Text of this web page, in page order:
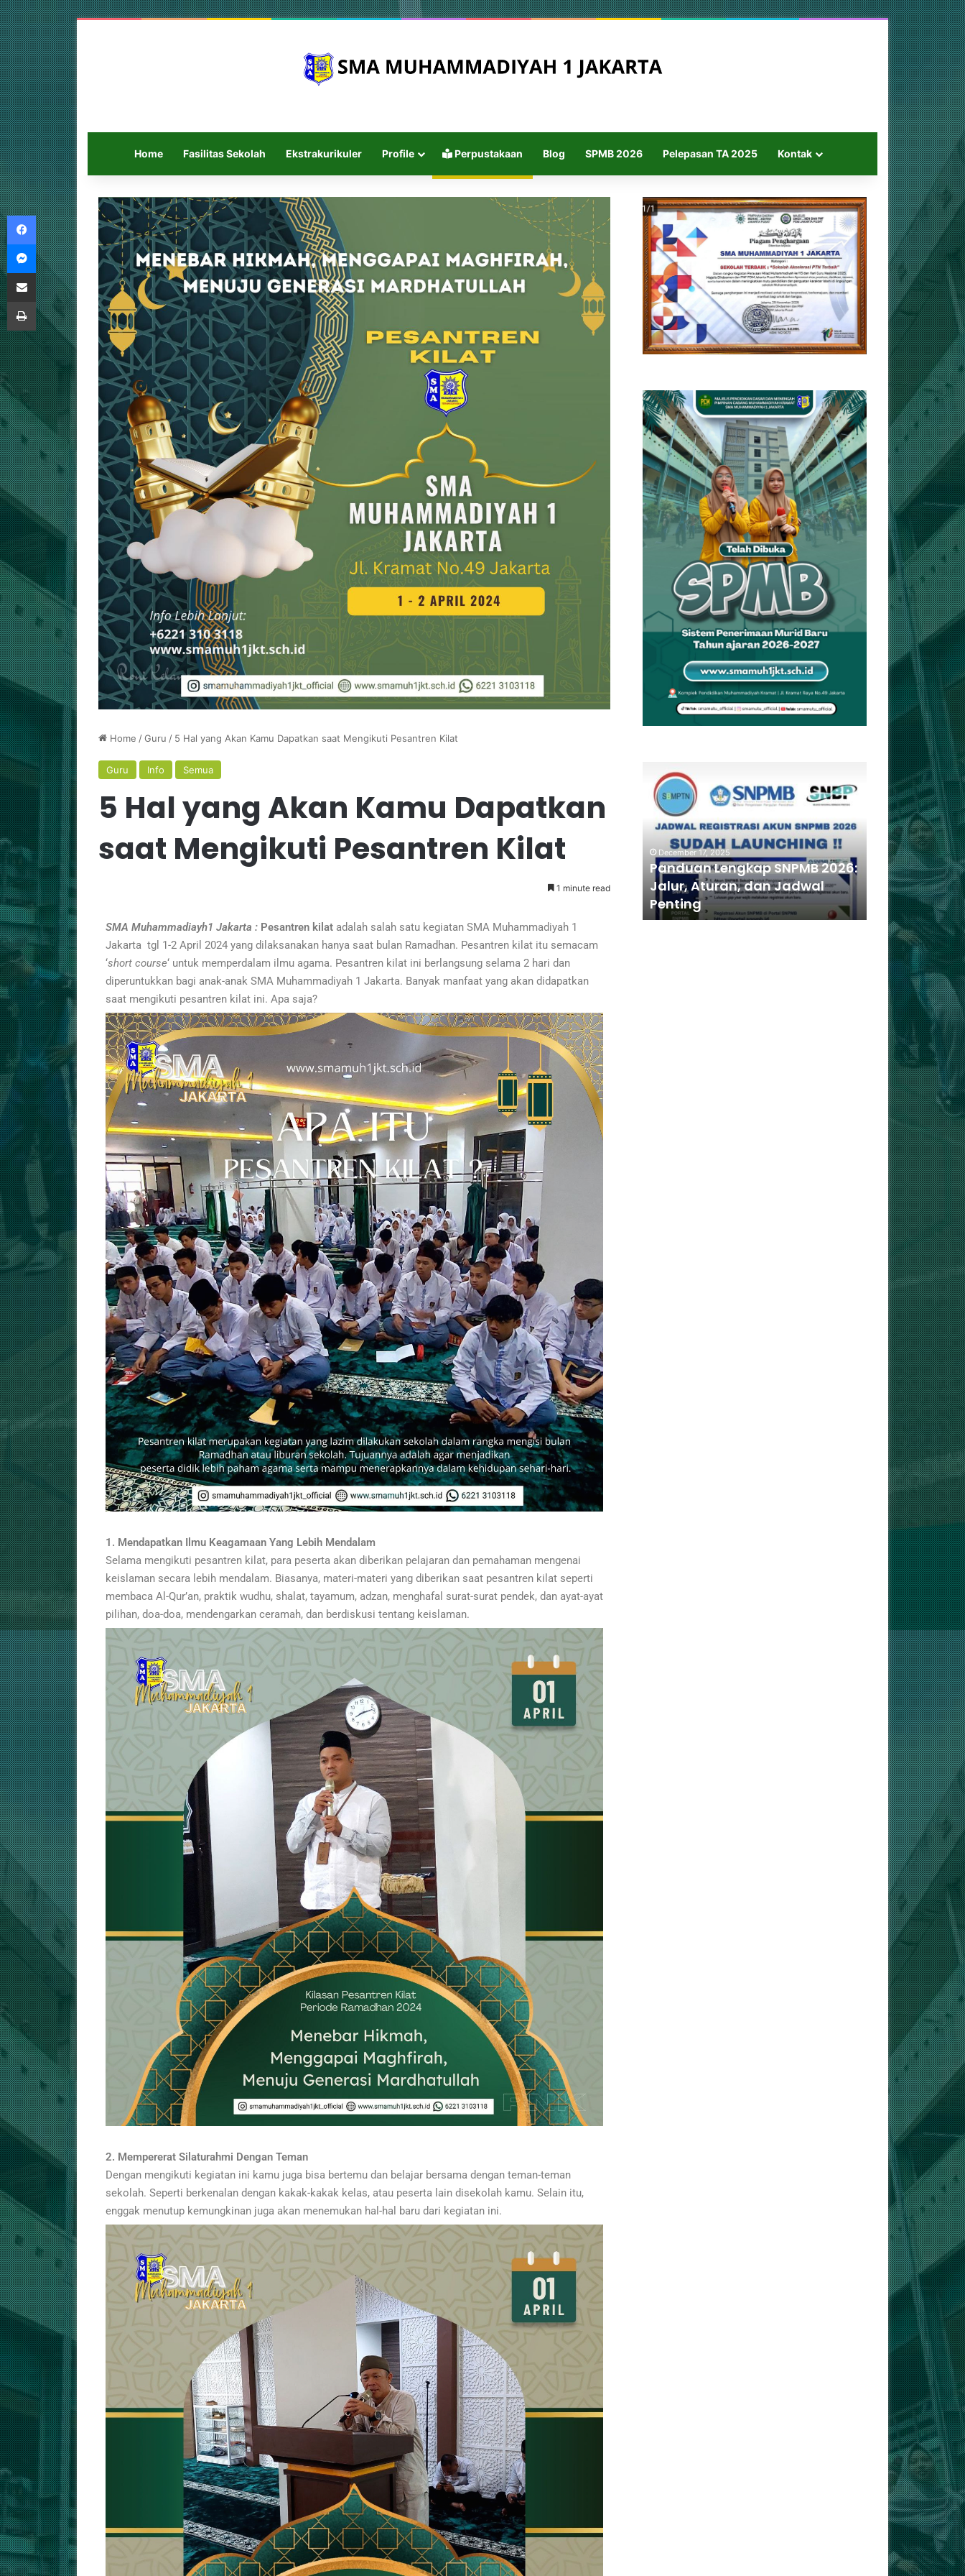
Home Fasilitas Sekolah Ekstrakurikuler Profile Perpustakaan Blog SPMB 2026 Pelepasan TA 2025 Kontak
Home /Guru / 5 Hal yang Akan Kamu Dapatkan saat Mengikuti Pesantren Kilat
Guru Info Semua
5 Hal yang Akan Kamu Dapatkan
saat Mengikuti Pesantren Kilat
1 minute read
SMA Muhammadiayh1 Jakarta : Pesantren kilat adalah salah satu kegiatan SMA Muhammadiyah 1
Jakarta tgl 1-2 April 2024 yang dilaksanakan hanya saat bulan Ramadhan. Pesantren kilat itu semacam
‘short course‘ untuk memperdalam ilmu agama. Pesantren kilat ini berlangsung selama 2 hari dan
diperuntukkan bagi anak-anak SMA Muhammadiyah 1 Jakarta. Banyak manfaat yang akan didapatkan
saat mengikuti pesantren kilat ini. Apa saja?
1. Mendapatkan Ilmu Keagamaan Yang Lebih Mendalam
Selama mengikuti pesantren kilat, para peserta akan diberikan pelajaran dan pemahaman mengenai
keislaman secara lebih mendalam. Biasanya, materi-materi yang diberikan saat pesantren kilat seperti
membaca Al-Qur’an, praktik wudhu, shalat, tayamum, adzan, menghafal surat-surat pendek, dan ayat-ayat
pilihan, doa-doa, mendengarkan ceramah, dan berdiskusi tentang keislaman.
2. Mempererat Silaturahmi Dengan Teman
Dengan mengikuti kegiatan ini kamu juga bisa bertemu dan belajar bersama dengan teman-teman
sekolah. Seperti berkenalan dengan kakak-kakak kelas, atau peserta lain disekolah kamu. Selain itu,
enggak menutup kemungkinan juga akan menemukan hal-hal baru dari kegiatan ini.
12, 2026
Kilat Wujud
Siswa SMA
1 Jakarta
March 10, 2026
Gema Syiar Islam di Jantung
Ibu Kota: Kemeriahan ISMUBA
December 17, 2025
Jalur, Aturan, dan Jadwal
April 25, 2026
Lebih dari Sekadar Sekolah:
Persiapan Menuju PTN Impian
Dimulai dari Sini!